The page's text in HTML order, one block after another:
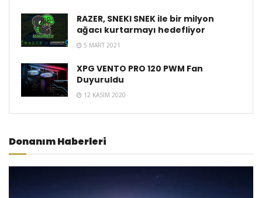
RAZER, SNEKI SNEK ile bir milyon
ağacı kurtarmayı hedefliyor
5 MART 2021
XPG VENTO PRO 120 PWM Fan
Duyuruldu
12 KASIM 2020
Donanım Haberleri